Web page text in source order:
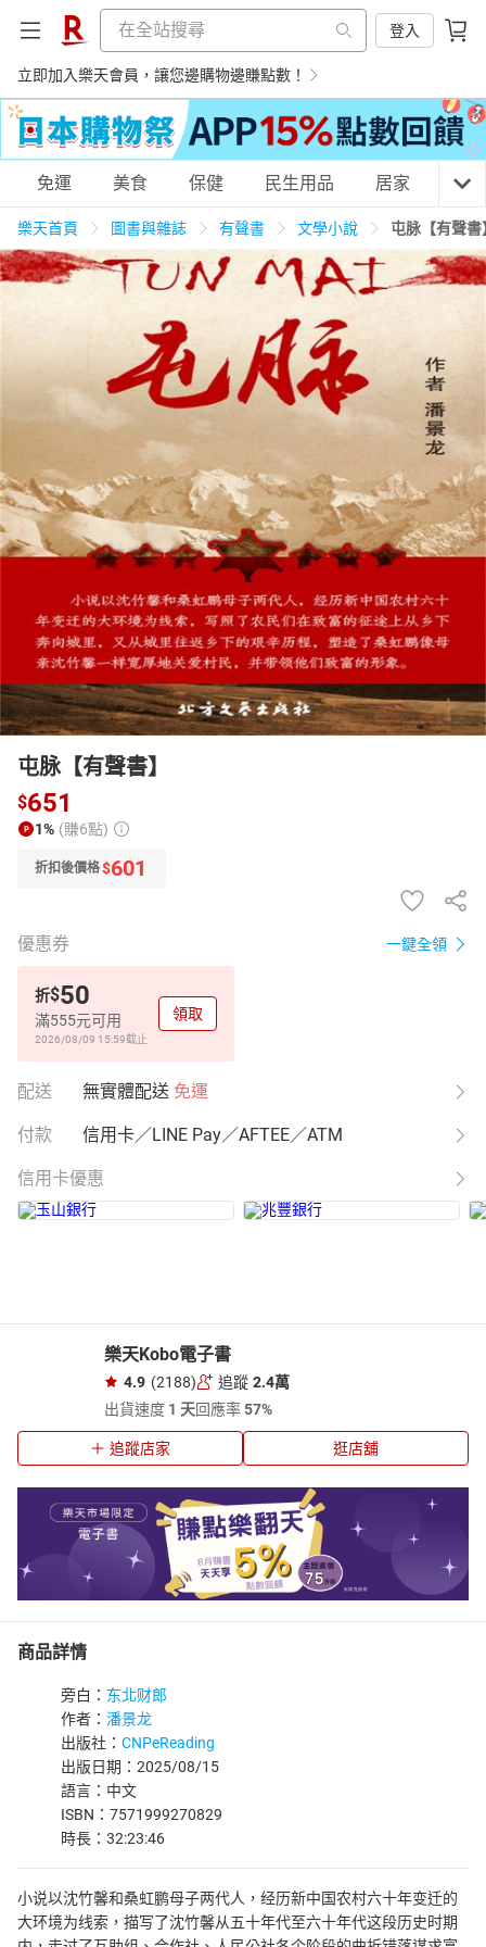
登入
立即加入樂天會員，讓您邊購物邊賺點數！
購物網分類
美食蛋糕 養生保健 民生用品
3C家電 運動休閒 親子玩具
女裝 男裝 化妝保養 情趣用品
日本購物 電子/紙本書
免運 美食 保健 民生用品 居家 3C
樂天首頁 圖書與雜誌 有聲書 文學小說 屯脉【有聲書
屯脉【有聲書】
$651
1% (賺6點)
折扣後價格$601
優惠券 一鍵全領
折$50
滿555元可用
2026/08/09 15:59截止
領取
配送 無實體配送 免運
付款 信用卡／LINE Pay／AFTEE／ATM
信用卡優惠
樂天Kobo電子書
4.9 (2188) 追蹤 2.4萬
出貨速度 1 天回應率57%
追蹤店家 逛店舖
商品詳情
旁白： 东北财郎
作者： 潘景龙
出版社： CNPeReading
出版日期：2025/08/15
語言：中文
ISBN：7571999270829
時長：32:23:46
小说以沈竹馨和桑虹鹏母子两代人，经历新中国农村六十年变迁的
大环境为线索，描写了沈竹馨从五十年代至六十年代这段历史时期